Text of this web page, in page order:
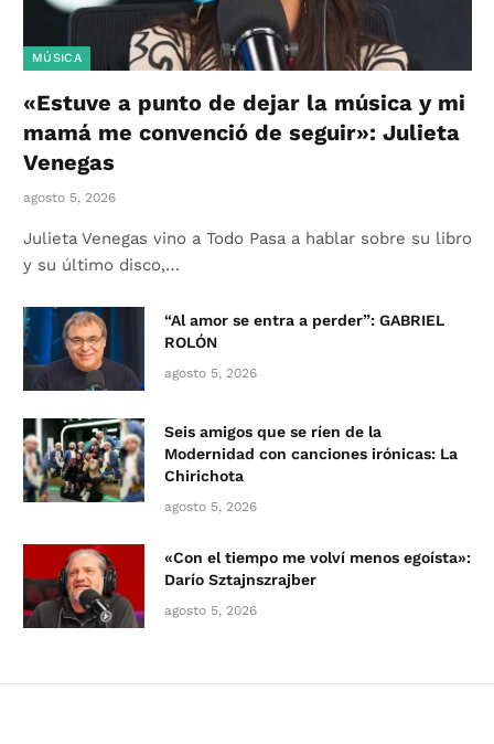
MÚSICA
«Estuve a punto de dejar la música y mi
mamá me convenció de seguir»: Julieta
Venegas
agosto 5, 2026
Julieta Venegas vino a Todo Pasa a hablar sobre su libro
y su último disco,…
“Al amor se entra a perder”: GABRIEL
ROLÓN
agosto 5, 2026
Seis amigos que se ríen de la
Modernidad con canciones irónicas: La
Chirichota
agosto 5, 2026
«Con el tiempo me volví menos egoísta»:
Darío Sztajnszrajber
agosto 5, 2026